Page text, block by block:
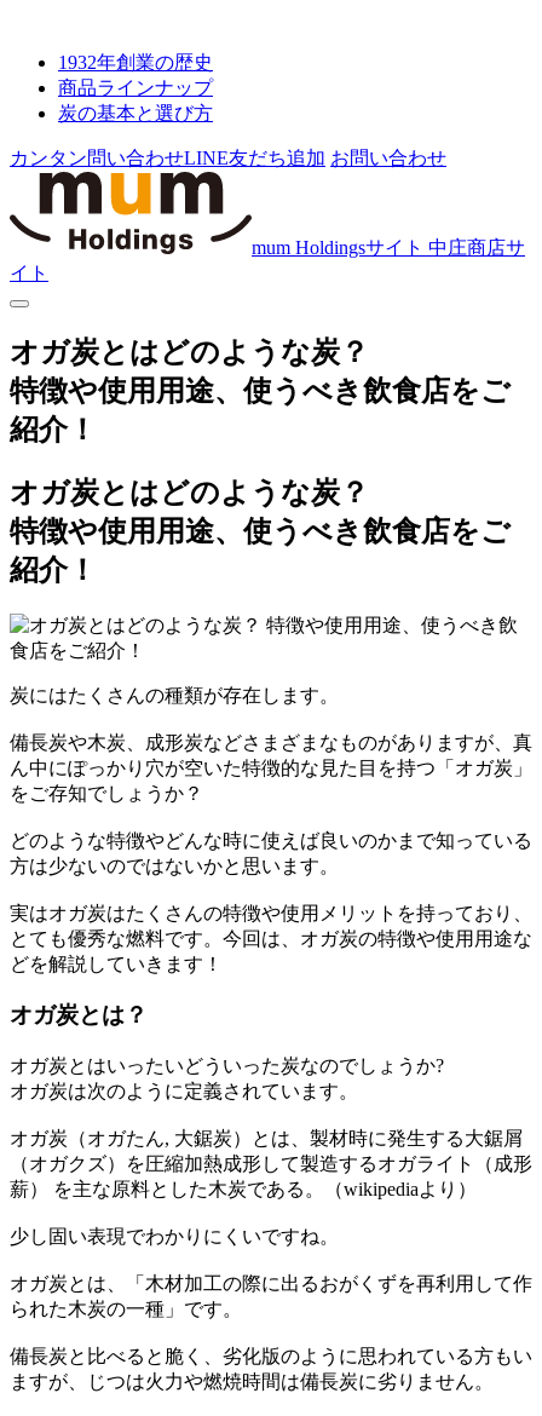
1932年創業の歴史
商品ラインナップ
炭の基本と選び方
カンタン問い合わせLINE友だち追加 お問い合わせ
mum Holdingsサイト 中庄商店サ
イト
オガ炭とはどのような炭？
特徴や使用用途、使うべき飲食店をご
紹介！
オガ炭とはどのような炭？
特徴や使用用途、使うべき飲食店をご
紹介！
炭にはたくさんの種類が存在します。
備長炭や木炭、成形炭などさまざまなものがありますが、真
ん中にぽっかり穴が空いた特徴的な見た目を持つ「オガ炭」
をご存知でしょうか？
どのような特徴やどんな時に使えば良いのかまで知っている
方は少ないのではないかと思います。
実はオガ炭はたくさんの特徴や使用メリットを持っており、
とても優秀な燃料です。今回は、オガ炭の特徴や使用用途な
どを解説していきます！
オガ炭とは？
オガ炭とはいったいどういった炭なのでしょうか?
オガ炭は次のように定義されています。
オガ炭（オガたん, 大鋸炭）とは、製材時に発生する大鋸屑
（オガクズ）を圧縮加熱成形して製造するオガライト（成形
薪） を主な原料とした木炭である。（wikipediaより）
少し固い表現でわかりにくいですね。
オガ炭とは、「木材加工の際に出るおがくずを再利用して作
られた木炭の一種」です。
備長炭と比べると脆く、劣化版のように思われている方もい
ますが、じつは火力や燃焼時間は備長炭に劣りません。